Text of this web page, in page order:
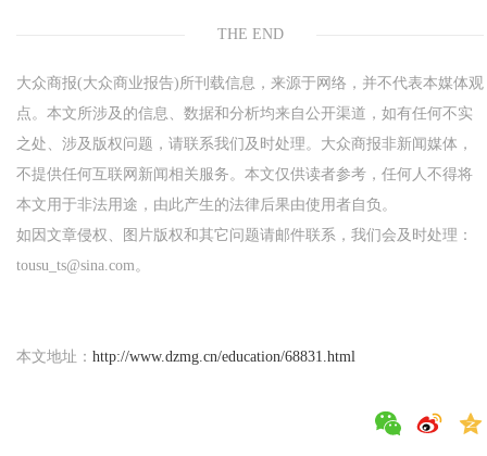
THE END
大众商报(大众商业报告)所刊载信息，来源于网络，并不代表本媒体观
点。本文所涉及的信息、数据和分析均来自公开渠道，如有任何不实
之处、涉及版权问题，请联系我们及时处理。大众商报非新闻媒体，
不提供任何互联网新闻相关服务。本文仅供读者参考，任何人不得将
本文用于非法用途，由此产生的法律后果由使用者自负。
如因文章侵权、图片版权和其它问题请邮件联系，我们会及时处理：
tousu_ts@sina.com。
本文地址： http://www.dzmg.cn/education/68831.html